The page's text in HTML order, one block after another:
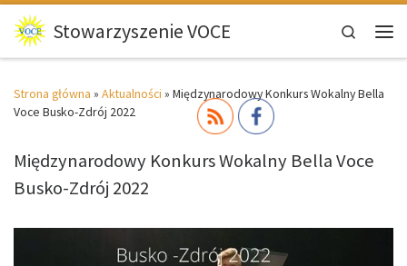
Przejdź do treści
Stowarzyszenie VOCE
Search
Strona główna » Aktualności » Międzynarodowy Konkurs Wokalny Bella
Voce Busko-Zdrój 2022
Międzynarodowy Konkurs Wokalny Bella Voce
Busko-Zdrój 2022